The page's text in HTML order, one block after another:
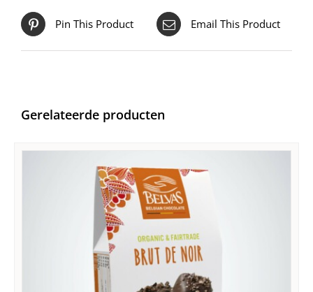
Pin This Product Email This Product
Gerelateerde producten